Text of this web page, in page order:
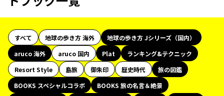
すべて 地球の歩き方 海外
地球の歩き方 Jシリーズ（国内）
aruco 海外
aruco 国内 Plat
ランキング&テクニック
Resort Style
島旅 御朱印 歴史時代
旅の図鑑
BOOKS スペシャルコラボ
BOOKS 旅の名言＆絶景